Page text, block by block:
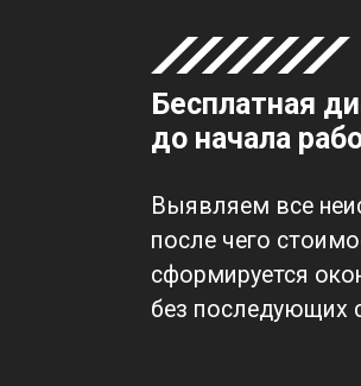
Бесплатная
до начала
Выявляем все
после чего
сформируется
без последующих